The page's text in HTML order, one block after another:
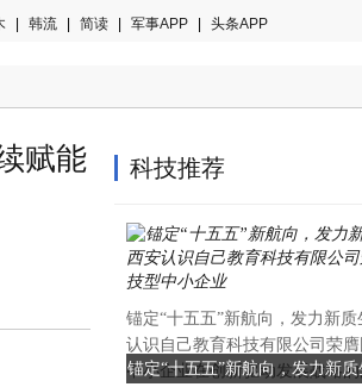
韩流 简读 军事APP 头条APP
赋能
科技推荐
锚定“十五五”新航向，发力新
锚定“十五五”新航向，发力新
认识自己教育科技有限公司荣
中小企业在创新驱动发展战略